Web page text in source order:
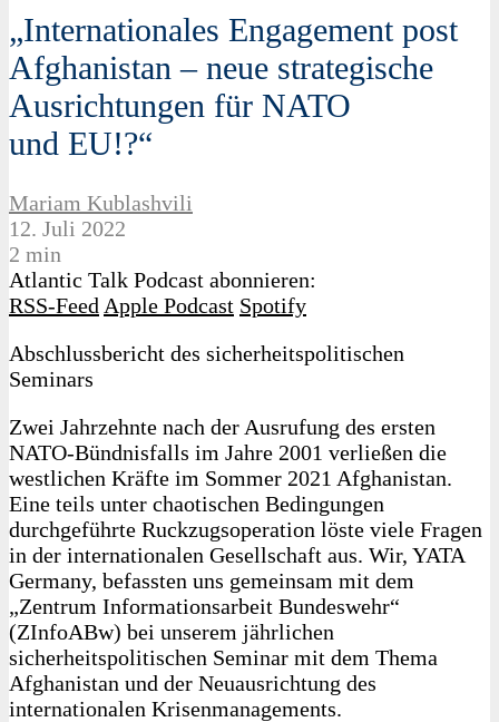
„Internationales Engagement post
Afghanistan – neue strategische
Ausrichtungen für NATO
und EU!?“
Mariam Kublashvili
12. Juli 2022
2 min
Atlantic Talk Podcast abonnieren:
RSS-Feed Apple Podcast Spotify
Abschlussbericht des sicherheitspolitischen
Seminars
Zwei Jahrzehnte nach der Ausrufung des ersten
NATO-Bündnisfalls im Jahre 2001 verließen die
westlichen Kräfte im Sommer 2021 Afghanistan.
Eine teils unter chaotischen Bedingungen
durchgeführte Ruckzugsoperation löste viele Fragen
in der internationalen Gesellschaft aus. Wir, YATA
Germany, befassten uns gemeinsam mit dem
„Zentrum Informationsarbeit Bundeswehr“
(ZInfoABw) bei unserem jährlichen
sicherheitspolitischen Seminar mit dem Thema
Afghanistan und der Neuausrichtung des
internationalen Krisenmanagements.